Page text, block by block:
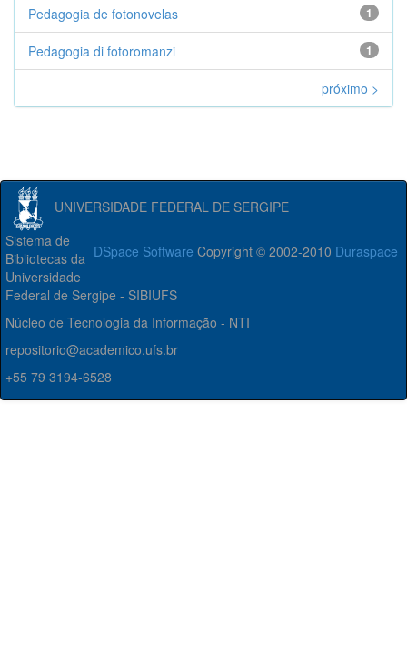
1
Pedagogia de fotonovelas
1
Pedagogia di fotoromanzi
próximo >
UNIVERSIDADE FEDERAL DE SERGIPE
DSpace Software Copyright © 2002-2010 Duraspace
Sistema de
Bibliotecas da
Universidade
Federal de Sergipe - SIBIUFS
Núcleo de Tecnologia da Informação - NTI
repositorio@academico.ufs.br
+55 79 3194-6528